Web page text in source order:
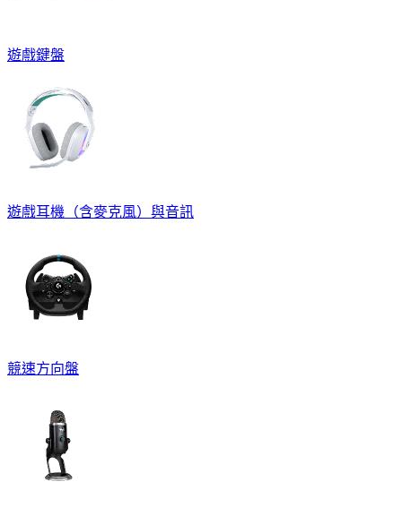
遊戲鍵盤
遊戲耳機（含麥克風）與音訊
競速方向盤